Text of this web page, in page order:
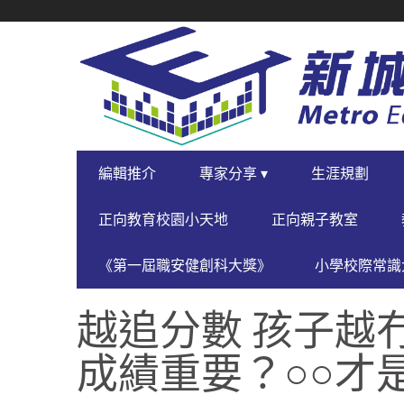
NAVIGATION
PRIMARY
NAVIGATION
編輯推介 專家分享 ▾ 生涯規劃
正向教育校園小天地 正向親子教室
《第一屆職安健創科大獎》 小學校際常
越追分數 孩子越
成績重要？○○才